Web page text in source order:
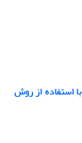
استفاده از روش